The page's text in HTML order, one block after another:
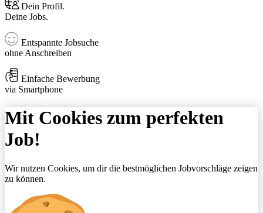
Dein Profil.
Deine Jobs.
Entspannte Jobsuche
ohne Anschreiben
Einfache Bewerbung
via Smartphone
Mit Cookies zum perfekten
Job!
Wir nutzen Cookies, um dir die bestmöglichen Jobvorschläge zeigen
zu können.